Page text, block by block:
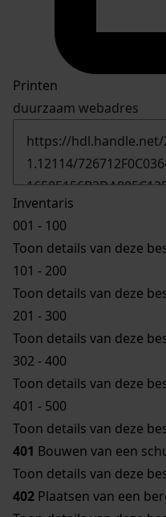
Printen
duurzaam webadres
Inventaris
001 - 100
Toon details van deze
101 - 200
Toon details van deze
201 - 300
Toon details van deze
302 - 400
Toon details van deze
401 - 500
Toon details van deze
401 Bouwen van een
Toon details van deze
402 Plaatsen van een